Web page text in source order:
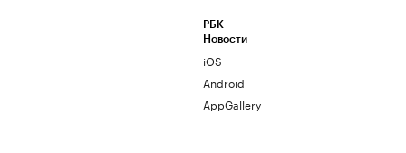
РБК
Новости
iOS
Android
AppGallery